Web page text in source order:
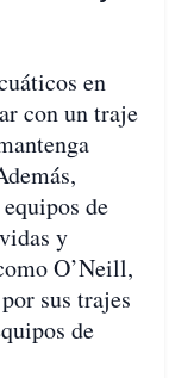
en
con un traje
de
y
O’Neill,
sus trajes
de